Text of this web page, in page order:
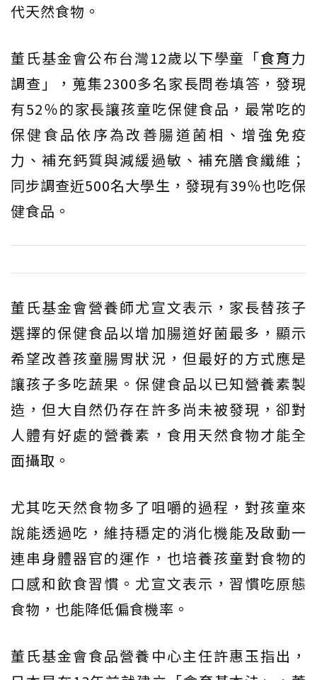
代天然食物。
董氏基金會公布台灣12歲以下學童「食育力
調查」，蒐集2300多名家長問卷填答，發現
有52％的家長讓孩童吃保健食品，最常吃的
保健食品依序為改善腸道菌相、增強免疫
力、補充鈣質與減緩過敏、補充膳食纖維；
同步調查近500名大學生，發現有39％也吃保
健食品。
董氏基金會營養師尤宣文表示，家長替孩子
選擇的保健食品以增加腸道好菌最多，顯示
希望改善孩童腸胃狀況，但最好的方式應是
讓孩子多吃蔬果。保健食品以已知營養素製
造，但大自然仍存在許多尚未被發現，卻對
人體有好處的營養素，食用天然食物才能全
面攝取。
尤其吃天然食物多了咀嚼的過程，對孩童來
說能透過吃，維持穩定的消化機能及啟動一
連串身體器官的運作，也培養孩童對食物的
口感和飲食習慣。尤宣文表示，習慣吃原態
食物，也能降低偏食機率。
董氏基金會食品營養中心主任許惠玉指出，